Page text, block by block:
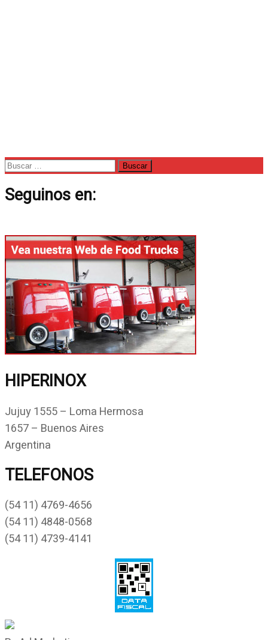
Buscar:
Seguinos en:
HIPERINOX
Jujuy 1555 – Loma Hermosa
1657 – Buenos Aires
Argentina
TELEFONOS
(54 11) 4769-4656
(54 11) 4848-0568
(54 11) 4739-4141